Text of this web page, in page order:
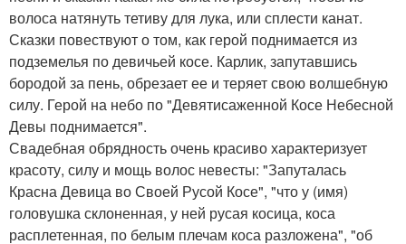
волоса натянуть тетиву для лука, или сплести канат.
Сказки повествуют о том, как герой поднимается из
подземелья по девичьей косе. Карлик, запутавшись
бородой за пень, обрезает ее и теряет свою волшебную
силу. Герой на небо по "Девятисаженной Косе Небесной
Девы поднимается".
Свадебная обрядность очень красиво характеризует
красоту, силу и мощь волос невесты: "Запуталась
Красна Девица во Своей Русой Косе", "что у (имя)
головушка склоненная, у ней русая косица, коса
расплетенная, по белым плечам коса разложена", "об